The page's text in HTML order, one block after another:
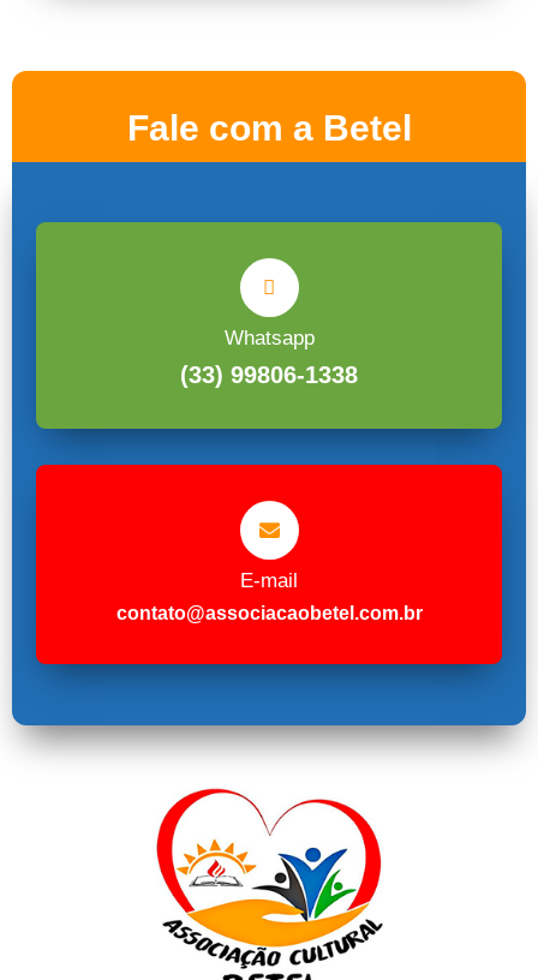
Fale com a Betel
Whatsapp
(33) 99806-1338
E-mail
contato@associacaobetel.com.br